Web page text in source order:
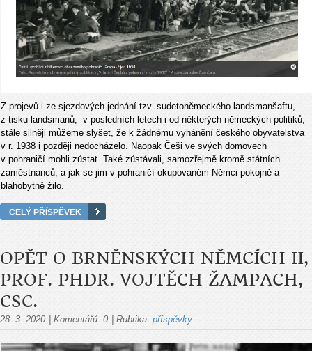
Z projevů i ze sjezdových jednání tzv. sudetoněmeckého landsmanšaftu,
z tisku landsmanů, v posledních letech i od některých německých politiků,
stále silněji můžeme slyšet, že k žádnému vyhánění českého obyvatelstva
v r. 1938 i později nedocházelo. Naopak Češi ve svých domovech
v pohraničí mohli zůstat. Také zůstávali, samozřejmě kromě státních
zaměstnanců, a jak se jim v pohraničí okupovaném Němci pokojně a
blahobytně žilo.
CELÝ PŘÍSPĚVEK
OPĚT O BRNĚNSKÝCH NĚMCÍCH II,
PROF. PHDR. VOJTĚCH ŽAMPACH,
CSC.
28. 3. 2020 Komentářů: 0 Rubrika: příspěvky